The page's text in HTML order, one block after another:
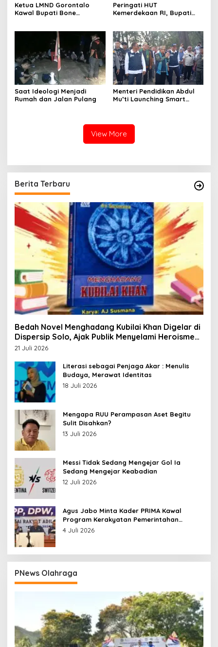
Ketua LMND Gorontalo
Kawal Bupati Bone
Putus Rantai Kemiskinan
Peringati HUT
Kemerdekaan RI, Bupati
Makmur
Saat Ideologi Menjadi
Rumah dan Jalan Pulang
Menteri Pendidikan Abdul
Mu’ti Launching Smart
View More
Berita Terbaru
Bedah Novel Menghadang Kubilai Khan Digelar di
Dispersip Solo, Ajak Publik Menyelami Heroisme
Leluhur Nusantara
21 Juli 2026
Literasi sebagai Penjaga Akar : Menulis
Budaya, Merawat Identitas
18 Juli 2026
Mengapa RUU Perampasan Aset Begitu
Sulit Disahkan?
13 Juli 2026
Messi Tidak Sedang Mengejar Gol Ia
Sedang Mengejar Keabadian
12 Juli 2026
Agus Jabo Minta Kader PRIMA Kawal
Program Kerakyatan Pemerintahan
Prabowo
4 Juli 2026
PNews Olahraga